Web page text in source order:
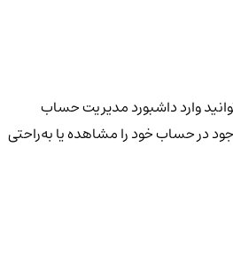
وارد داشبورد مدیریت حساب
در حساب خود را مشاهده یا به‌راحتی